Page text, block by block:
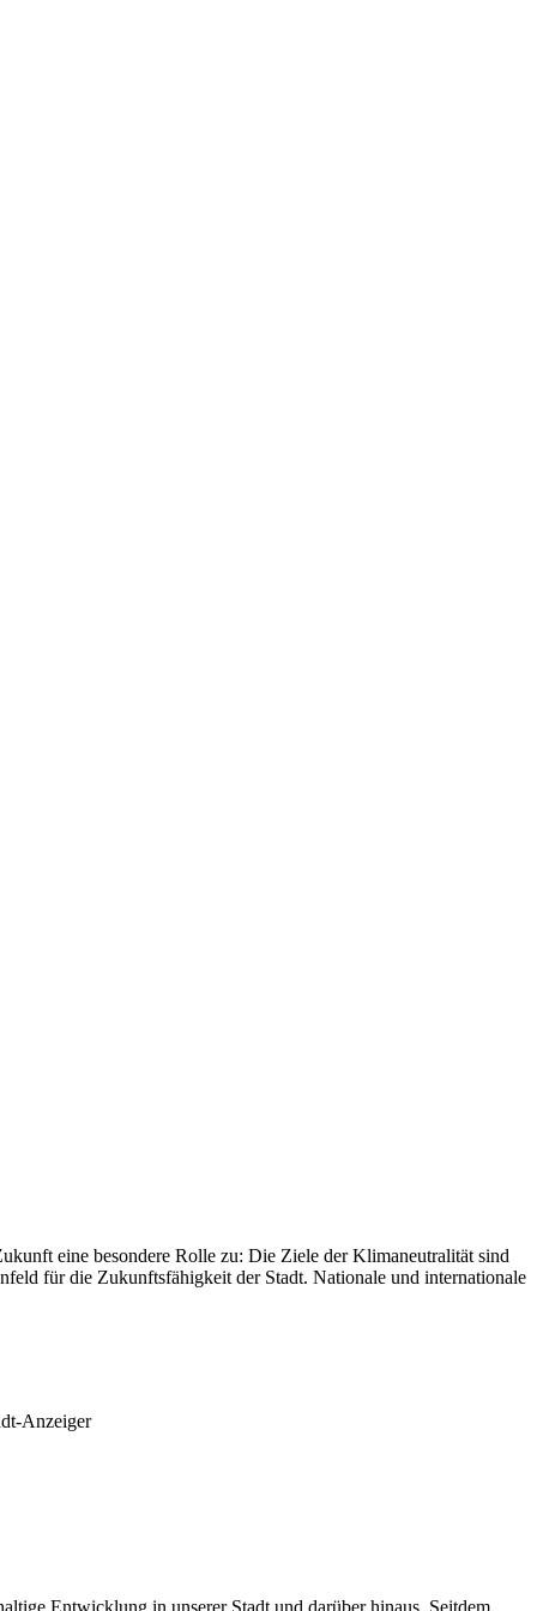
eine besondere Rolle zu: Die Ziele der Klimaneutralität sind
für die Zukunftsfähigkeit der Stadt. Nationale und internationale
Anzeiger
Entwicklung in unserer Stadt und darüber hinaus. Seitdem